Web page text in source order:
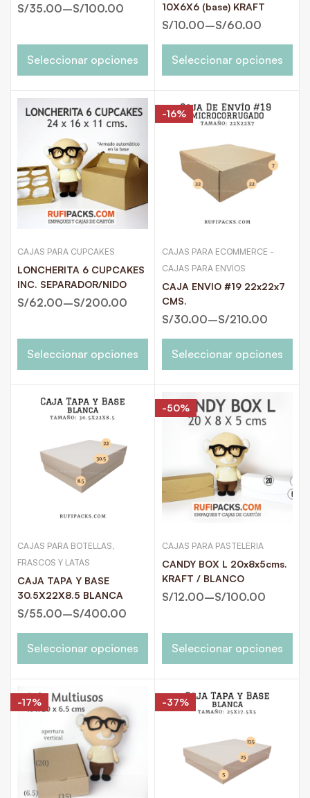
S/35.00–S/100.00
Seleccionar opciones
10X6X6 (base) KRAFT
S/10.00–S/60.00
Seleccionar opciones
CAJAS PARA CUPCAKES
LONCHERITA 6 CUPCAKES
INC. SEPARADOR/NIDO
S/62.00–S/200.00
Seleccionar opciones
-16%
CAJAS PARA ECOMMERCE -
CAJAS PARA ENVÍOS
CAJA ENVIO #19 22x22x7
CMS.
S/30.00–S/210.00
Seleccionar opciones
CAJAS PARA BOTELLAS,
FRASCOS Y LATAS
CAJA TAPA Y BASE
30.5X22X8.5 BLANCA
S/55.00–S/400.00
Seleccionar opciones
-50%
CAJAS PARA PASTELERIA
CANDY BOX L 20x8x5cms.
KRAFT / BLANCO
S/12.00–S/100.00
Seleccionar opciones
-17% -37%